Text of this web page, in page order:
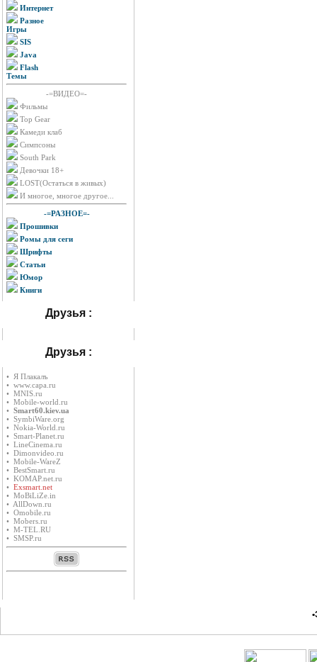
Интернет
Разное
Игры
SIS
Java
Flash
Темы
-=ВИДЕО=-
Фильмы
Top Gear
Камеди клаб
Симпсоны
South Park
Девочки 18+
LOST(Остаться в живых)
И многое, многое другое...
-=РАЗНОЕ=-
Прошивки
Ромы для сеги
Шрифты
Статьи
Юмор
Книги
Друзья :
Друзья :
• Я Плакалъ
• www.capa.ru
• MNIS.ru
• Mobile-world.ru
• Smart60.kiev.ua
• SymbiWare.org
• Nokia-World.ru
• Smart-Planet.ru
• LineCinema.ru
• Dimonvideo.ru
• Mobile-WareZ
• BestSmart.ru
• KOMAP.net.ru
• Exsmart.net
• MoBiLiZe.in
• AllDown.ru
• Оmobile.ru
• Mobers.ru
• M-TEL.RU
• SMSP.ru